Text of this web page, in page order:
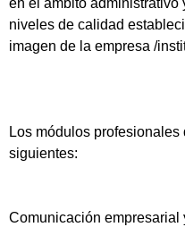
en el ámbito
niveles de calidad
imagen de la empresa /
Los módulos
siguientes:
Comunicación empresarial